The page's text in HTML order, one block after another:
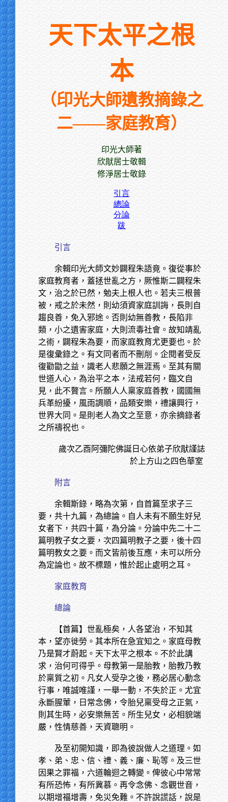
天下太平之根
本
（印光大師遺教摘錄之
二——家庭教育）
印光大師著
欣猒居士敬輯
修淨居士敬錄
引言
總論
分論
跋
引言
余輯印光大師文妙闢程朱語竟。復從事於
家庭教育者，蓋拯世亂之方，厥惟斯二闢程朱
文，治之於已然，勉夫上根人也。若夫三根普
被，戒之於未然，則幼須資家庭訓誨，長則自
趨良善，免入邪途。否則幼無善教，長陷非
類，小之遺害家庭，大則流毒社會。故知靖亂
之術，闢程朱為要，而家庭教育尤更要也。於
是復彙錄之。有文同者而不刪削。企閱者受反
復勸勖之益，識老人悲願之無涯焉。至其有關
世道人心，為治平之本，法戒若何，臨文自
見，此不贅言。所願人人稟家庭善教，國國無
兵革紛擾，風雨調順，品類安樂，禮讓興行，
世界大同。是則老人為文之至意，亦余摘錄者
之所禱祝也。
歲次乙酉阿彌陀佛誕日心依弟子欣猒謹誌
於上方山之四色華室
附言
余輯斯錄，略為次第，自首篇至求子三
要，共十九篇，為總論。自人未有不願生好兒
女者下，共四十篇，為分論。分論中先二十二
篇明教子女之要，次四篇明教子之要，後十四
篇明教女之要。而文皆前後互應，未可以所分
為定論也。故不標題，惟於起止處明之耳。
家庭教育
總論
【首篇】世亂極矣，人各望治，不知其
本，望亦徙勞。其本所在急宜知之。家庭母教
乃是賢才蔚起。天下太平之根本。不於此講
求，治何可得乎。母教第一是胎教，胎教乃教
於稟質之初。凡女人受孕之後，務必居心動念
行事，唯誠唯謹，一舉一動，不失於正。尤宜
永斷腥葷，日常念佛，令胎兒稟受母之正氣，
則其生時，必安樂無苦。所生兒女，必相貌端
嚴，性情慈善，天資聰明。
及至初開知識，即為彼說做人之道理。如
孝、弟、忠、信、禮、義、廉、恥等。及三世
因果之罪福，六道輪迴之轉變。俾彼心中常常
有所恐怖，有所冀慕。再令念佛、念觀世音，
以期增福增壽，免災免難。不許說謊話，說是